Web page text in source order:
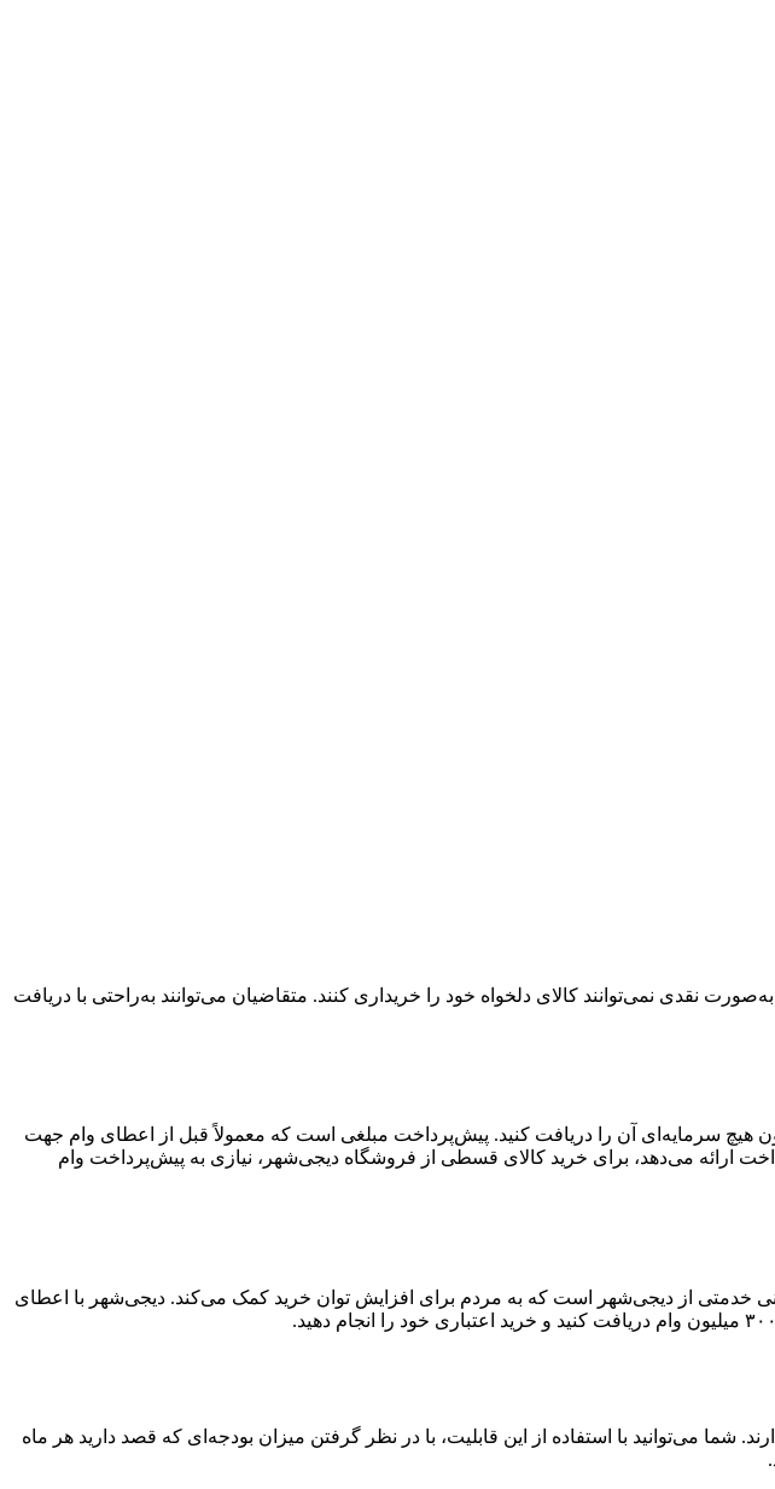
نمی‌توانند کالای دلخواه خود را خریداری کنند. متقاضیان می‌توانند به‌راحتی با دریافت
هیچ سرمایه‌ای آن را دریافت کنید. پیش‌پرداخت مبلغی است که معمولاً قبل از اعطای وام جهت
ارائه می‌دهد، برای خرید کالای قسطی از فروشگاه دیجی‌شهر، نیازی به پیش‌پرداخت وام
در دیجی‌شهر بالاترین سقف وام در بین رقباست. سقف خرید قسطی ۳۰۰ میلیون تومانی خدمتی از دیجی‌شهر است که به مردم برای افزایش توان خرید کمک می‌کند. دیجی‌شهر با اعطای
را دارند. شما می‌توانید با استفاده از این قابلیت، با در نظر گرفتن میزان بودجه‌ای که قصد دارید هر ماه